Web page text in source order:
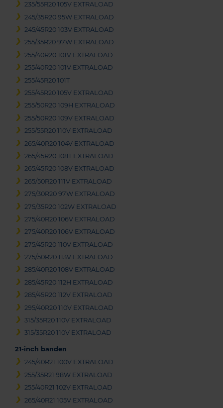
235/55R20 105V EXTRALOAD
245/35R20 95W EXTRALOAD
245/45R20 103V EXTRALOAD
255/35R20 97W EXTRALOAD
255/40R20 101V EXTRALOAD
255/40R20 101V EXTRALOAD
255/45R20 101T
255/45R20 105V EXTRALOAD
255/50R20 109H EXTRALOAD
255/50R20 109V EXTRALOAD
255/55R20 110V EXTRALOAD
265/40R20 104V EXTRALOAD
265/45R20 108T EXTRALOAD
265/45R20 108V EXTRALOAD
265/50R20 111V EXTRALOAD
275/30R20 97W EXTRALOAD
275/35R20 102W EXTRALOAD
275/40R20 106V EXTRALOAD
275/40R20 106V EXTRALOAD
275/45R20 110V EXTRALOAD
275/50R20 113V EXTRALOAD
285/40R20 108V EXTRALOAD
285/45R20 112H EXTRALOAD
285/45R20 112V EXTRALOAD
295/40R20 110V EXTRALOAD
315/35R20 110V EXTRALOAD
315/35R20 110V EXTRALOAD
21-inch banden
245/40R21 100V EXTRALOAD
255/35R21 98W EXTRALOAD
255/40R21 102V EXTRALOAD
265/40R21 105V EXTRALOAD